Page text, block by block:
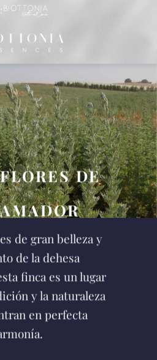
DE
de gran belleza y
de la dehesa
finca es un lugar
y la naturaleza
en perfecta